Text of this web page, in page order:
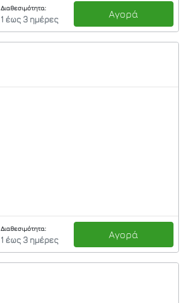
Διαθεσιμότητα:
1 έως 3 ημέρες Αγορά
Διαθεσιμότητα:
1 έως 3 ημέρες Αγορά